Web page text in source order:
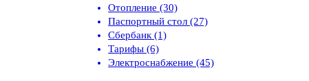
Отопление (30)
Паспортный стол (27)
Сбербанк (1)
Тарифы (6)
Электроснабжение (45)